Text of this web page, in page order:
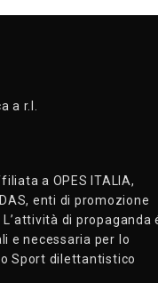
a r.l.
a OPES ITALIA,
enti di promozione
di propaganda
e necessaria per lo
Sport dilettantistico